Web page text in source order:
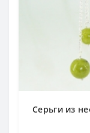
Серьги из